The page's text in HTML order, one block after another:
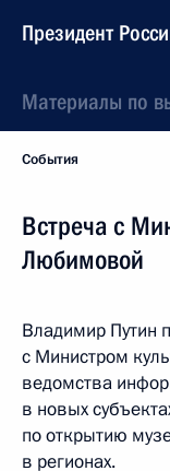
Президент
Материалы по
События
Встреча с
Любимовой
Владимир Путин
с Министром
ведомства
в новых
по открытию
в регионах.